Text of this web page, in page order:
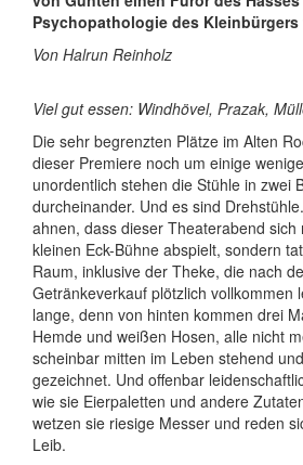
Psychopathologie des Kleinbürgers
Von Halrun Reinholz
Viel gut essen: Windhövel, Prazak,
Die sehr begrenzten Plätze im Alten
dieser Premiere noch um einige
unordentlich stehen die Stühle in zwei
durcheinander. Und es sind
ahnen, dass dieser Theaterabend sich
kleinen Eck-Bühne abspielt, sondern
Raum, inklusive der Theke, die nach
Getränkeverkauf plötzlich vollkommen
lange, denn von hinten kommen drei
Hemde und weißen Hosen, alle nicht
scheinbar mitten im Leben stehend
gezeichnet. Und offenbar
wie sie Eierpaletten und andere
wetzen sie riesige Messer und reden
Leib.